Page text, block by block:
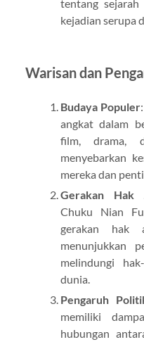
tentang
kejadian serupa
Warisan dan
Budaya Populer
angkat dalam
film, drama,
menyebarkan
mereka dan
Gerakan Hak
Chuku Nian
gerakan hak
menunjukkan
melindungi
dunia.
Pengaruh
memiliki
hubungan